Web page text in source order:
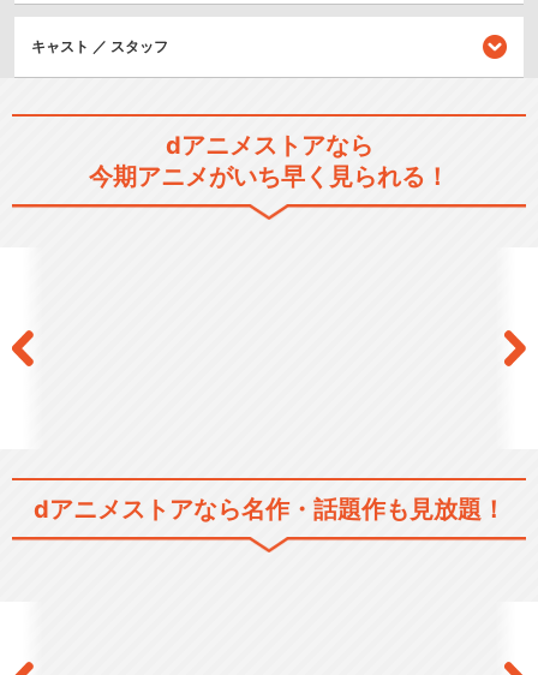
アクション/バトル
劇場版「ペルソナ３」 #1 Spri
ng of…
キャスト ／ スタッフ
dアニメストアなら
今期アニメがいち早く見られる！
dアニメストアなら名作・話題作も見放題！